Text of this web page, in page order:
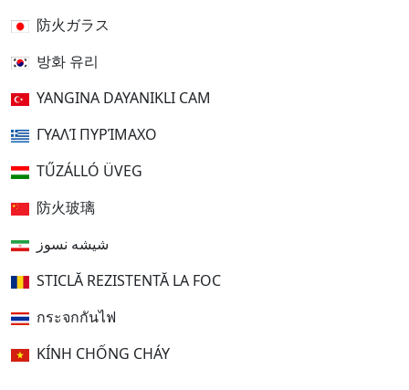
防火ガラス
방화 유리
YANGINA DAYANIKLI CAM
ΓΥΑΛΊ ΠΥΡΊΜΑΧΟ
TŰZÁLLÓ ÜVEG
防火玻璃
شیشه نسوز
STICLĂ REZISTENTĂ LA FOC
กระจกกันไฟ
KÍNH CHỐNG CHÁY